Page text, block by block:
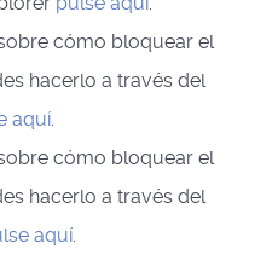
cómo bloquear el
hacerlo a través del
aquí.
cómo bloquear el
hacerlo a través del
aquí.